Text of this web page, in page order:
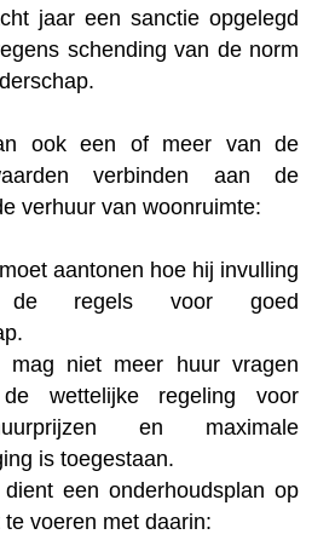
jaar een sanctie opgelegd
schending van de norm
ook een of meer van de
verbinden aan de
verhuur van woonruimte:
aantonen hoe hij invulling
regels voor goed
mag niet meer huur vragen
wettelijke regeling voor
en maximale
is toegestaan.
een onderhoudsplan op
voeren met daarin: